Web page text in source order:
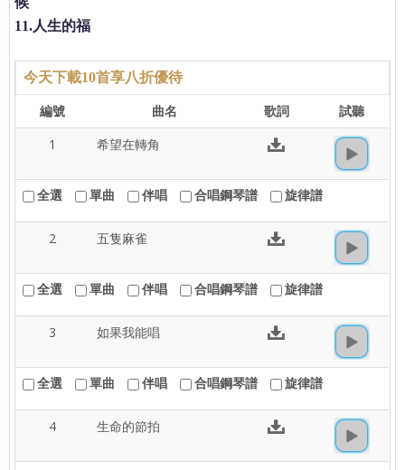
11.人生的福
今天下載10首享八折優待
編號 曲名 歌詞
試聽
1
希望在轉角
全選 單曲 伴唱 合唱鋼琴譜 旋律譜
2 五隻麻雀
全選 單曲 伴唱 合唱鋼琴譜 旋律譜
3 如果我能唱
全選 單曲 伴唱 合唱鋼琴譜 旋律譜
4 生命的節拍